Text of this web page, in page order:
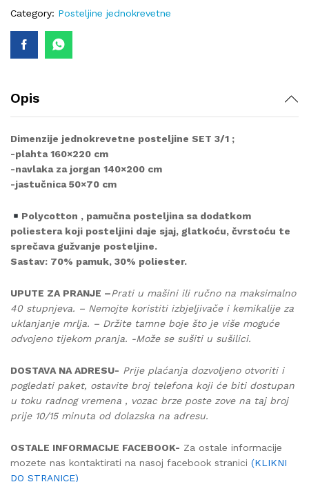
Category: Posteljine jednokrevetne
Opis
Dimenzije jednokrevetne posteljine SET 3/1 ;
-plahta 160×220 cm
-navlaka za jorgan 140×200 cm
-jastučnica 50×70 cm
Polycotton , pamučna posteljina sa dodatkom
poliestera koji posteljini daje sjaj, glatkoću, čvrstoću te
sprečava gužvanje posteljine.
Sastav: 70% pamuk, 30% poliester.
UPUTE ZA PRANJE –Prati u mašini ili ručno na maksimalno
40 stupnjeva. – Nemojte koristiti izbjeljivače i kemikalije za
uklanjanje mrlja. – Držite tamne boje što je više moguće
odvojeno tijekom pranja. -Može se sušiti u sušilici.
DOSTAVA NA ADRESU- Prije plaćanja dozvoljeno otvoriti i
pogledati paket, ostavite broj telefona koji će biti dostupan
u toku radnog vremena , vozac brze poste zove na taj broj
prije 10/15 minuta od dolazska na adresu.
OSTALE INFORMACIJE FACEBOOK- Za ostale informacije
mozete nas kontaktirati na nasoj facebook stranici (KLIKNI
DO STRANICE)